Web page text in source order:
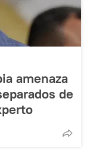
amenaza
de